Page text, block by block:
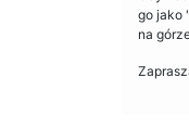
go jako
na